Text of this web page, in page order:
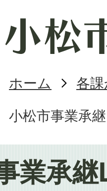
ホーム
各
小松市事業承
業承